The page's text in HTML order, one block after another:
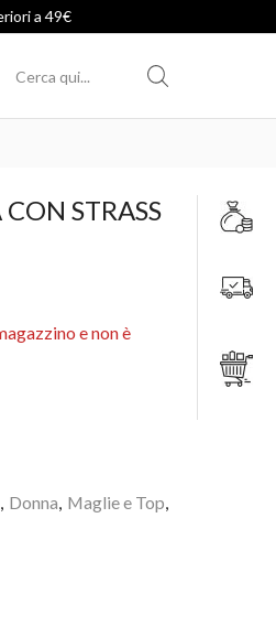
49€
STRASS
e non è
, Donna, Maglie e Top,